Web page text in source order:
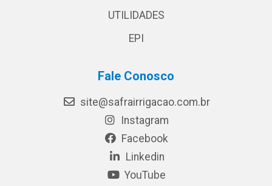
UTILIDADES
EPI
Fale Conosco
site@safrairrigacao.com.br
Instagram
Facebook
Linkedin
YouTube